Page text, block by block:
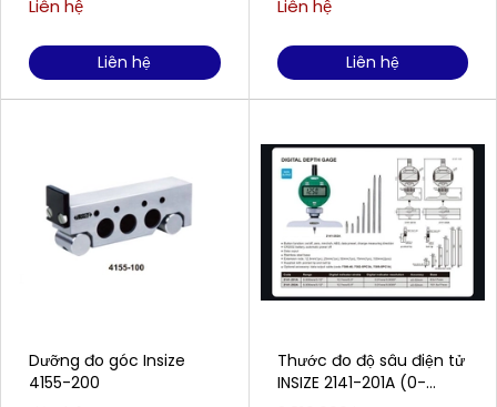
Liên hệ
Liên hệ
Dưỡng đo góc Insize
4155-200
Liên hệ
Liên hệ
Thước đo độ sâu điện tử
INSIZE 2141-201A (0-